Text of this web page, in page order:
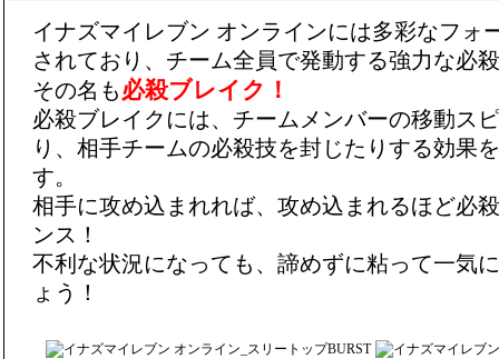
イナズマイレブン オンラインには多彩なフォ
されており、チーム全員で発動する強力な必
その名も必殺ブレイク！
必殺ブレイクには、チームメンバーの移動ス
り、相手チームの必殺技を封じたりする効果
す。
相手に攻め込まれれば、攻め込まれるほど必
ンス！
不利な状況になっても、諦めずに粘って一気
ょう！